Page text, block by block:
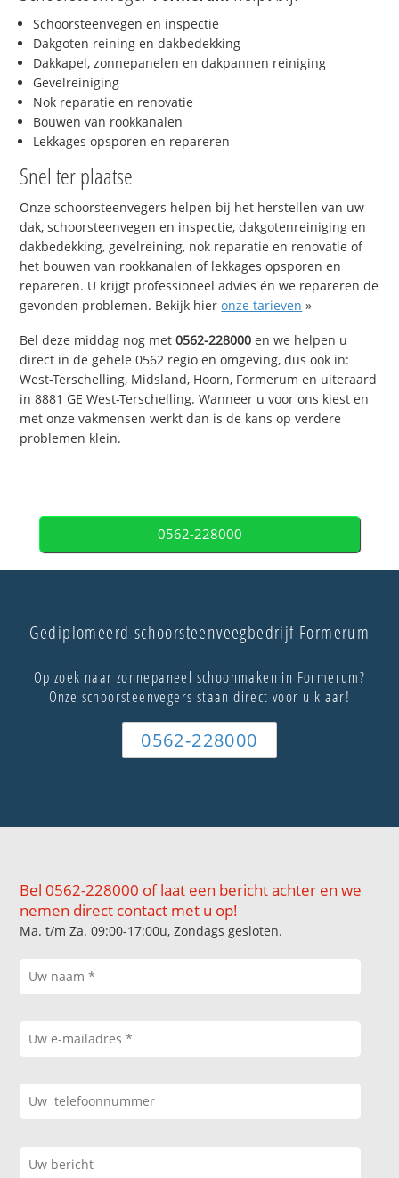
Schoorsteenvegen en inspectie
Dakgoten reining en dakbedekking
Dakkapel, zonnepanelen en dakpannen reiniging
Gevelreiniging
Nok reparatie en renovatie
Bouwen van rookkanalen
Lekkages opsporen en repareren
Snel ter plaatse
Onze schoorsteenvegers helpen bij het herstellen van uw
dak, schoorsteenvegen en inspectie, dakgotenreiniging en
dakbedekking, gevelreining, nok reparatie en renovatie of
het bouwen van rookkanalen of lekkages opsporen en
repareren. U krijgt professioneel advies én we repareren de
gevonden problemen. Bekijk hieronze tarieven »
Bel deze middag nog met0562-228000 en we helpen u
direct in de gehele 0562 regio en omgeving, dus ook in:
West-Terschelling, Midsland, Hoorn, Formerum en uiteraard
in 8881 GE West-Terschelling. Wanneer u voor ons kiest en
met onze vakmensen werkt dan is de kans op verdere
problemen klein.
0562-228000
Gediplomeerd schoorsteenveegbedrijf Formerum
Op zoek naar zonnepaneel schoonmaken in Formerum?
Onze schoorsteenvegers staan direct voor u klaar!
0562-228000
Bel 0562-228000 of laat een bericht achter en we
nemen direct contact met u op!
Ma. t/m Za. 09:00-17:00u, Zondags gesloten.